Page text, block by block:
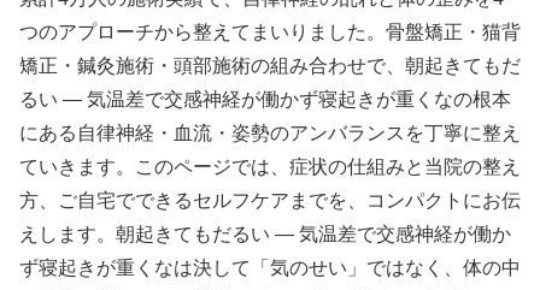
つのアプローチから整えてまいりました。骨盤矯正・猫背
矯正・鍼灸施術・頭部施術の組み合わせで、朝起きてもだ
るい ― 気温差で交感神経が働かず寝起きが重くなの根本
にある自律神経・血流・姿勢のアンバランスを丁寧に整え
ていきます。このページでは、症状の仕組みと当院の整え
方、ご自宅でできるセルフケアまでを、コンパクトにお伝
えします。朝起きてもだるい ― 気温差で交感神経が働か
ず寝起きが重くなは決して「気のせい」ではなく、体の中